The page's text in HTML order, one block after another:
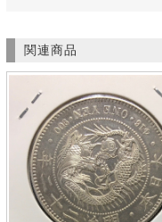
関連商品